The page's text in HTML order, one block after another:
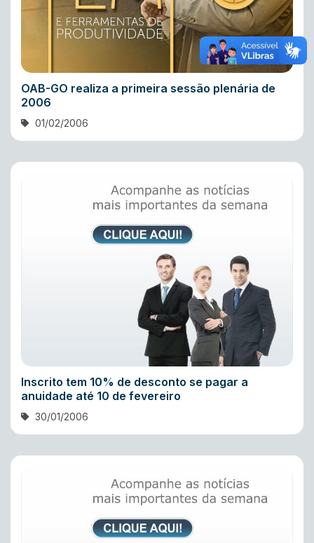
OAB-GO realiza a primeira sessão plenária de
2006
01/02/2006
Inscrito tem 10% de desconto se pagar a
anuidade até 10 de fevereiro
30/01/2006